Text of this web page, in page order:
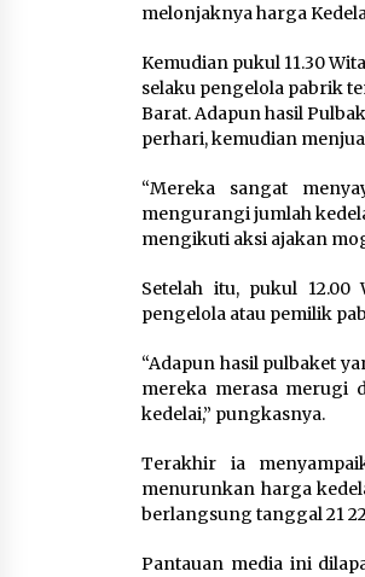
melonjaknya harga
Kemudian pukul 11.30
selaku pengelola pabrik
Barat. Adapun hasil
perhari, kemudian
“Mereka sangat
mengurangi jumlah
mengikuti aksi ajakan
Setelah itu, pukul
pengelola atau pemilik
“Adapun hasil pulbaket
mereka merasa merugi
kedelai,” pungkasnya.
Terakhir ia
menurunkan harga
berlangsung tanggal 21
Pantauan media ini